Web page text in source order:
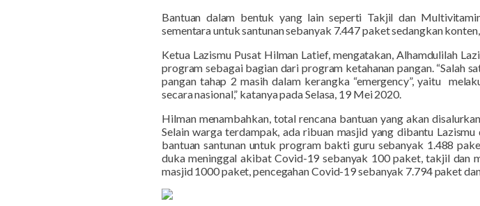
Bantuan dalam bentuk yang lain seperti Takjil dan
sementara untuk santunan sebanyak 7.447 paket sedangkan
Ketua Lazismu Pusat Hilman Latief, mengatakan, Alhamdulilah
program sebagai bagian dari program ketahanan pangan. “Salah
pangan tahap 2 masih dalam kerangka “emergency”, yaitu
secara nasional,” katanyapada Selasa, 19 Mei 2020.
Hilman menambahkan, total rencana bantuan yang akan
Selain warga terdampak, ada ribuan masjid yang dibantu
bantuan santunan untuk program bakti guru sebanyak 1.488
duka meninggal akibat Covid-19 sebanyak 100 paket, takjil dan
masjid 1000 paket, pencegahan Covid-19 sebanyak 7.794 paket